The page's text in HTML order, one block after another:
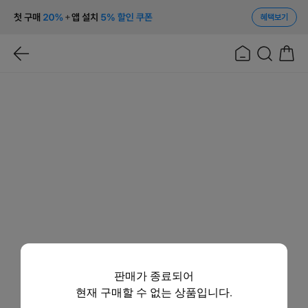
혜택보기
판매가 종료되어
현재 구매할 수 없는 상품입니다.